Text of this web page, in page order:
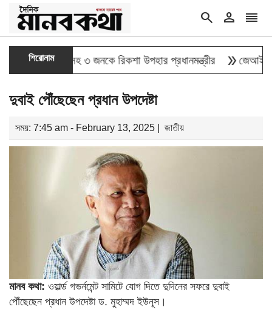
search person reorder
শিরোনাম
যোদ্ধাসহ ৩ জনকে রিকশা উপহার প্রধানমন্ত্রীর double_arrowজেআইসিতে এক-
দুবাই পৌঁছেছেন প্রধান উপদেষ্টা
সময়: 7:45 am - February 13, 2025 | জাতীয়
মানব কথা: ওয়ার্ল্ড গভর্নমেন্ট সামিটে যোগ দিতে দুদিনের সফরে দুবাই
পৌঁছেছেন প্রধান উপদেষ্টা ড. মুহাম্মদ ইউনূস।